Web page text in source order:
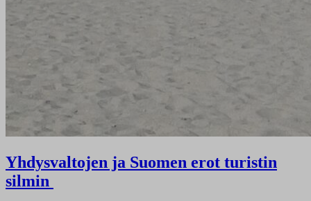
Yhdysvaltojen ja Suomen erot turistin
silmin